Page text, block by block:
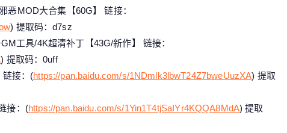
恶MOD大合集【60G】 链接：
) 提取码：d7sz
工具/4K超清补丁【43G/新作】 链接：
) 提取码：0uff
链接：(https://pan.baidu.com/s/1NDmlk3lbwT24Z7bweUuzXA) 提取
接：(https://pan.baidu.com/s/1Yin1T4tjSaIYr4KQQA8MdA) 提取